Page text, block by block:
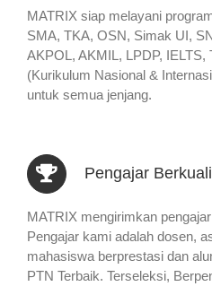
MATRIX siap melayani
SMA, TKA, OSN, Simak UI,
AKPOL, AKMIL, LPDP,
(Kurikulum Nasional &
untuk semua jenjang.
Pengajar
MATRIX mengirimkan
Pengajar kami adalah dosen,
mahasiswa berprestasi dan
PTN Terbaik. Terseleksi,